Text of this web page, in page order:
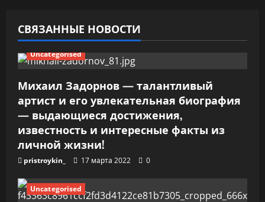
з
а
п
и
с
я
м
СВЯЗАННЫЕ НОВОСТИ
Uncategorised
Михаил Задорнов — талантливый
артист и его увлекательная биография
— выдающиеся достижения,
известность и интересные факты из
личной жизни!
pristroykin_ 17 марта 2022 0
Uncategorised